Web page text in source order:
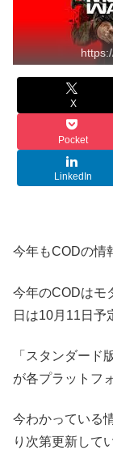
X
Pocket
LinkedIn
今年もCODの情
今年のCODはモ
日は10月11日予
「スタンダード
が各プラットフ
今わかっている
り次第更新して